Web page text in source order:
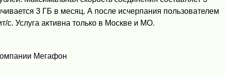
3 ГБ в месяц. А после исчерпания пользователем
с. Услуга активна только в Москве и МО.